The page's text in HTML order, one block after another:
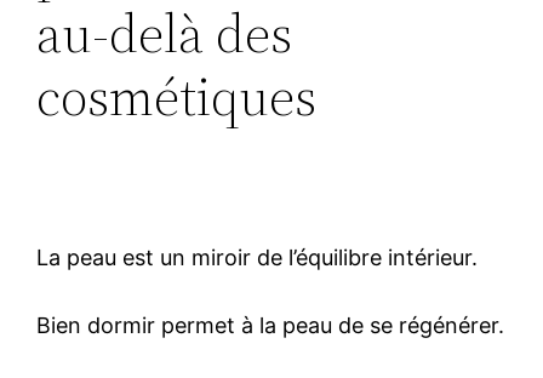
au-delà des
cosmétiques
La peau est un miroir de l’équilibre intérieur.
Bien dormir permet à la peau de se régénérer.